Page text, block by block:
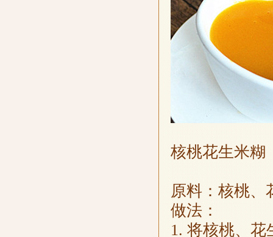
核桃花生米糊
原料：核桃、
做法：
1. 将核桃、